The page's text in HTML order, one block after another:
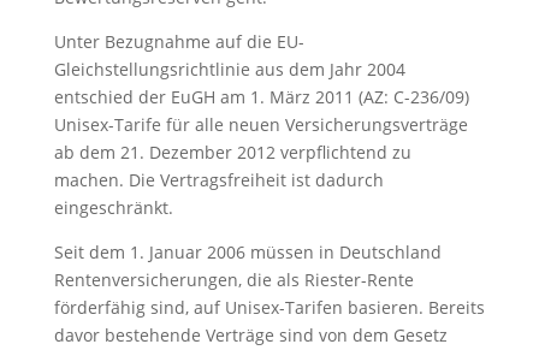
Unter Bezugnahme auf die EU-
Gleichstellungsrichtlinie aus dem Jahr 2004
entschied der EuGH am 1. März 2011 (AZ: C-236/09)
Unisex-Tarife für alle neuen Versicherungsverträge
ab dem 21. Dezember 2012 verpflichtend zu
machen. Die Vertragsfreiheit ist dadurch
eingeschränkt.
Seit dem 1. Januar 2006 müssen in Deutschland
Rentenversicherungen, die als Riester-Rente
förderfähig sind, auf Unisex-Tarifen basieren. Bereits
davor bestehende Verträge sind von dem Gesetz